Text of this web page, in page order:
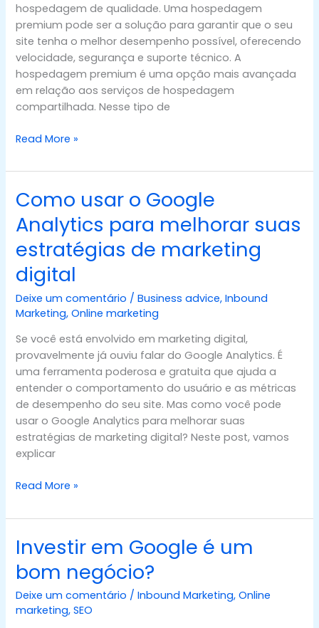
hospedagem de qualidade. Uma hospedagem
premium pode ser a solução para garantir que o seu
site tenha o melhor desempenho possível, oferecendo
velocidade, segurança e suporte técnico. A
hospedagem premium é uma opção mais avançada
em relação aos serviços de hospedagem
compartilhada. Nesse tipo de
seu
site
Read More »
Como usar o Google
Analytics para melhorar suas
estratégias de marketing
digital
Deixe um comentário /Business advice,Inbound
Marketing,Online marketing
Se você está envolvido em marketing digital,
provavelmente já ouviu falar do Google Analytics. É
uma ferramenta poderosa e gratuita que ajuda a
entender o comportamento do usuário e as métricas
de desempenho do seu site. Mas como você pode
usar o Google Analytics para melhorar suas
estratégias de marketing digital? Neste post, vamos
explicar
Como
usar
o
Google
Analytics
para
melhorar
suas
de
marketing
digital
Read More »
Investir em Google é um
bom negócio?
Deixe um comentário /Inbound Marketing,Online
marketing,SEO
Investir
em
Google
é
um